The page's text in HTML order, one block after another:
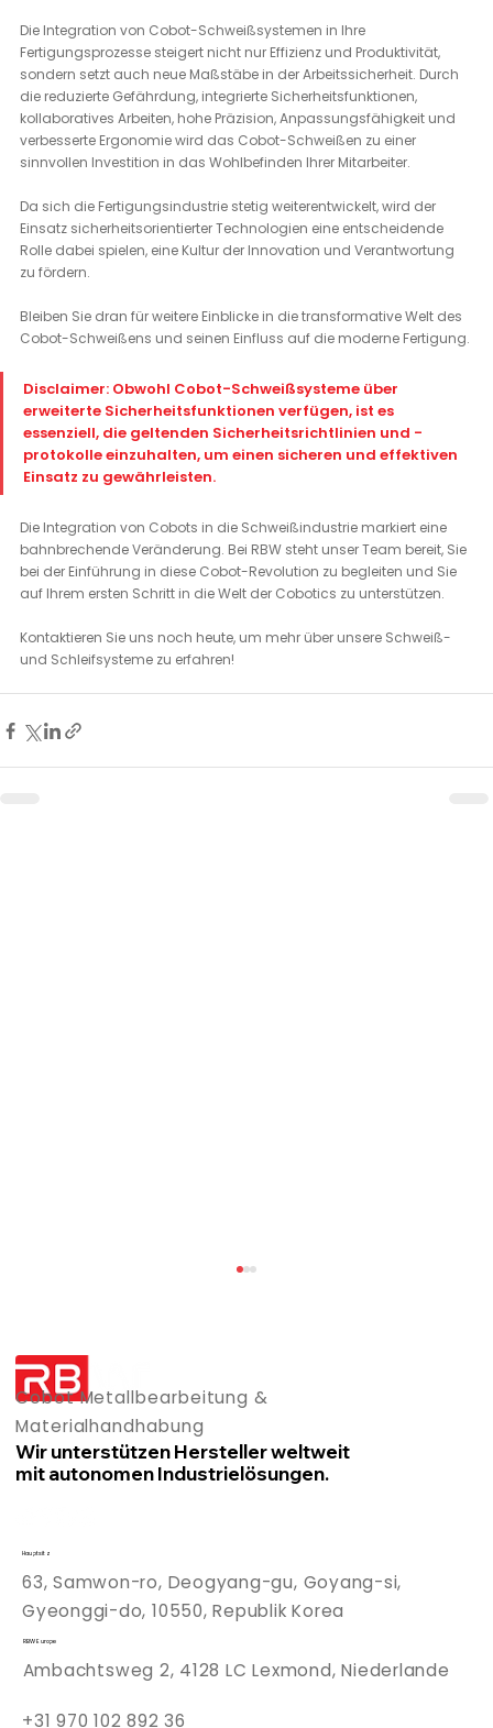
Die Integration von Cobot-Schweißsystemen in Ihre
Fertigungsprozesse steigert nicht nur Effizienz und Produktivität,
sondern setzt auch neue Maßstäbe in der Arbeitssicherheit. Durch
die reduzierte Gefährdung, integrierte Sicherheitsfunktionen,
kollaboratives Arbeiten, hohe Präzision, Anpassungsfähigkeit und
verbesserte Ergonomie wird das Cobot-Schweißen zu einer
sinnvollen Investition in das Wohlbefinden Ihrer Mitarbeiter.
Da sich die Fertigungsindustrie stetig weiterentwickelt, wird der
Einsatz sicherheitsorientierter Technologien eine entscheidende
Rolle dabei spielen, eine Kultur der Innovation und Verantwortung
zu fördern.
Bleiben Sie dran für weitere Einblicke in die transformative Welt des
Cobot-Schweißens und seinen Einfluss auf die moderne Fertigung.
Disclaimer: Obwohl Cobot-Schweißsysteme über
erweiterte Sicherheitsfunktionen verfügen, ist es
essenziell, die geltenden Sicherheitsrichtlinien und -
protokolle einzuhalten, um einen sicheren und effektiven
Einsatz zu gewährleisten.
Die Integration von Cobots in die Schweißindustrie markiert eine
bahnbrechende Veränderung. Bei RBW steht unser Team bereit, Sie
bei der Einführung in diese Cobot-Revolution zu begleiten und Sie
auf Ihrem ersten Schritt in die Welt der Cobotics zu unterstützen.
Kontaktieren Sie uns noch heute, um mehr über unsere Schweiß-
und Schleifsysteme zu erfahren!
Cobot Metallbearbeitung &
Materialhandhabung
Wir unterstützen Hersteller weltweit
mit autonomen Industrielösungen.
Hauptsitz
63, Samwon-ro, Deogyang-gu, Goyang-si,
Gyeonggi-do, 10550, Republik Korea
RBW Europe
Ambachtsweg 2, 4128 LC Lexmond, Niederlande
+31 970 102 892 36